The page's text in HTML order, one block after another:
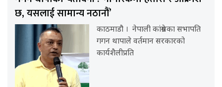
छ, यसलाई सामान्य नठानौं’
काठमाडौ । नेपाली कांग्रेसका सभापति
गगन थापाले वर्तमान सरकारको
कार्यशैलीप्रति